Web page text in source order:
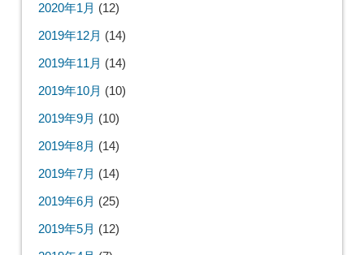
2020年1月 (12)
2019年12月 (14)
2019年11月 (14)
2019年10月 (10)
2019年9月 (10)
2019年8月 (14)
2019年7月 (14)
2019年6月 (25)
2019年5月 (12)